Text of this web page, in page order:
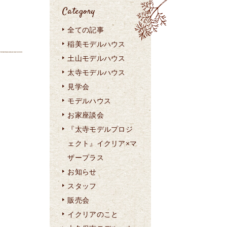
Category
全ての記事
稲美モデルハウス
土山モデルハウス
太寺モデルハウス
見学会
モデルハウス
お家座談会
『太寺モデルプロジ
ェクト』イクリア×マ
ザープラス
お知らせ
スタッフ
販売会
イクリアのこと